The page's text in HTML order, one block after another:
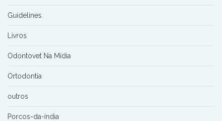
Guidelines
Livros
Odontovet Na Mídia
Ortodontia
outros
Porcos-da-índia